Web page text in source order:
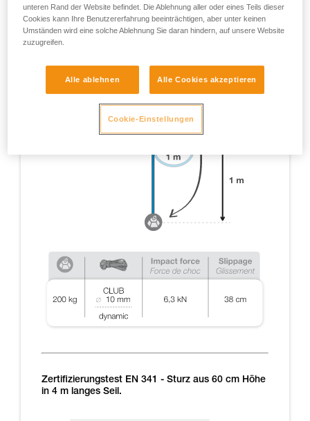
Zertifizierungstest EN 341 - Sturz aus 60 cm Höhe
in 4 m langes Seil.
unteren Rand der Website befindet. Die Ablehnung aller oder eines Teils dieser
Cookies kann Ihre Benutzererfahrung beeinträchtigen, aber unter keinen
Umständen wird eine solche Ablehnung Sie daran hindern, auf unsere Website
zuzugreifen.
Alle ablehnen Alle Cookies akzeptieren
Cookie-Einstellungen